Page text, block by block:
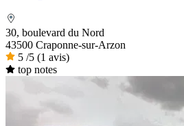
30, boulevard du Nord
43500 Craponne-sur-Arzon
5 /5 (1 avis)
top notes